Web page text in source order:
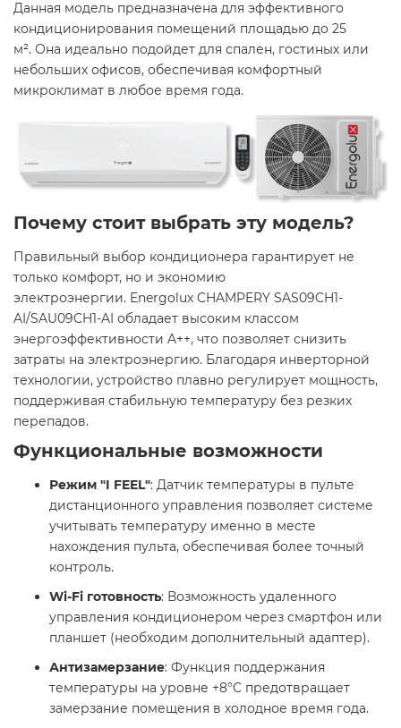
Данная модель предназначена для эффективного
кондиционирования помещений площадью до 25
м². Она идеально подойдет для спален, гостиных или
небольших офисов, обеспечивая комфортный
микроклимат в любое время года.​
Почему стоит выбрать эту модель?
Правильный выбор кондиционера гарантирует не
только комфорт, но и экономию
электроэнергии. Energolux CHAMPERY SAS09CH1-
AI/SAU09CH1-AI обладает высоким классом
энергоэффективности A++, что позволяет снизить
затраты на электроэнергию. Благодаря инверторной
технологии, устройство плавно регулирует мощность,
поддерживая стабильную температуру без резких
перепадов.​
Функциональные возможности
Режим "I FEEL": Датчик температуры в пульте
дистанционного управления позволяет системе
учитывать температуру именно в месте
нахождения пульта, обеспечивая более точный
контроль.​
Wi-Fi готовность: Возможность удаленного
управления кондиционером через смартфон или
планшет (необходим дополнительный адаптер).​
Антизамерзание: Функция поддержания
температуры на уровне +8°C предотвращает
замерзание помещения в холодное время года.​